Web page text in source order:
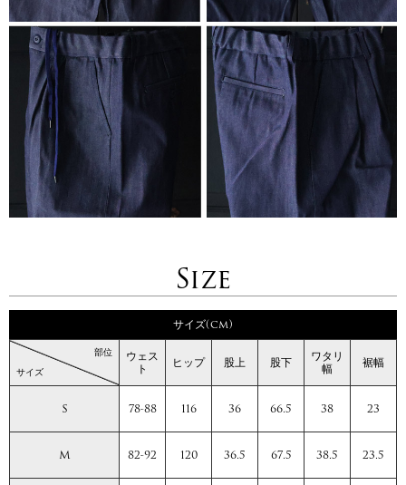
Size
サイズ(cm)
サイズ
部位 ウェス
ト ヒップ 股上 股下 ワタリ
幅 裾幅
S 78-88 116 36 66.5 38 23
M 82-92 120 36.5 67.5 38.5 23.5